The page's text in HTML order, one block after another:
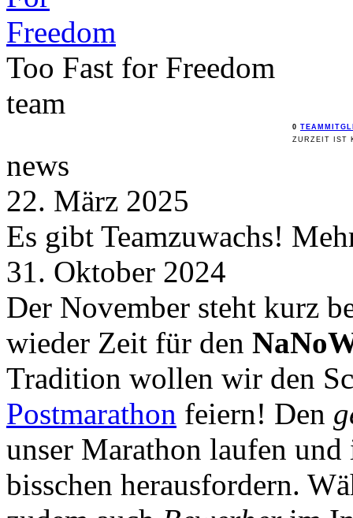
Too Fast for Freedom
team
0
ZURZEIT IST
news
22. März 2025
Es gibt Teamzuwachs!
31. Oktober 2024
Der November steht kurz
wieder Zeit für den
Tradition wollen wir den
Postmarathon feiern! Den
unser Marathon laufen
bisschen herausfordern.